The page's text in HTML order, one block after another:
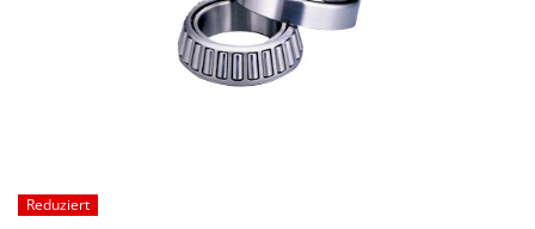
Reduziert